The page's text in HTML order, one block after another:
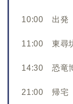
10:00 出発
11:00 東尋
14:30 恐竜
21:00 帰宅